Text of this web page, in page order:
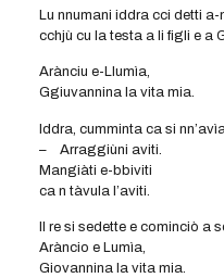
Lu nnumani iddra cci detti
cchjù cu la testa a li figli e a
Arànciu e-Llumìa,
Ggiuvannina la vita mia.
Iddra, cumminta ca si
– Arraggiùni aviti.
Mangiàti e-bbiviti
ca n tàvula l’aviti.
Il re si sedette e cominciò a
Aràncio e Lumìa,
Giovannina la vita mia.